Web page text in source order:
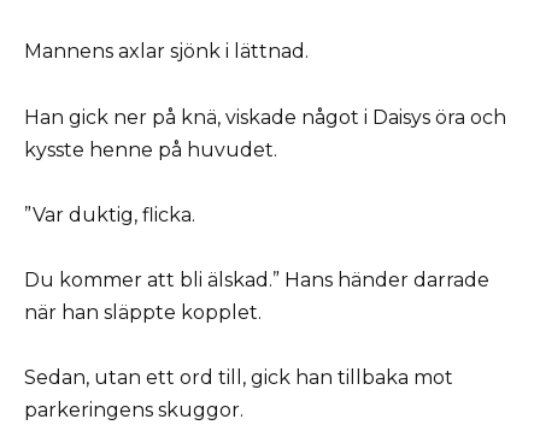
Mannens axlar sjönk i lättnad.
Han gick ner på knä, viskade något i Daisys öra och
kysste henne på huvudet.
”Var duktig, flicka.
Du kommer att bli älskad.” Hans händer darrade
när han släppte kopplet.
Sedan, utan ett ord till, gick han tillbaka mot
parkeringens skuggor.